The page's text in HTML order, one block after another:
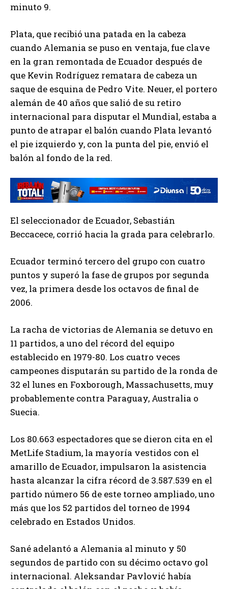
minuto 9.
Plata, que recibió una patada en la cabeza
cuando Alemania se puso en ventaja, fue clave
en la gran remontada de Ecuador después de
que Kevin Rodríguez rematara de cabeza un
saque de esquina de Pedro Vite. Neuer, el portero
alemán de 40 años que salió de su retiro
internacional para disputar el Mundial, estaba a
punto de atrapar el balón cuando Plata levantó
el pie izquierdo y, con la punta del pie, envió el
balón al fondo de la red.
El seleccionador de Ecuador, Sebastián
Beccacece, corrió hacia la grada para celebrarlo.
Ecuador terminó tercero del grupo con cuatro
puntos y superó la fase de grupos por segunda
vez, la primera desde los octavos de final de
2006.
La racha de victorias de Alemania se detuvo en
11 partidos, a uno del récord del equipo
establecido en 1979-80. Los cuatro veces
campeones disputarán su partido de la ronda de
32 el lunes en Foxborough, Massachusetts, muy
probablemente contra Paraguay, Australia o
Suecia.
Los 80.663 espectadores que se dieron cita en el
MetLife Stadium, la mayoría vestidos con el
amarillo de Ecuador, impulsaron la asistencia
hasta alcanzar la cifra récord de 3.587.539 en el
partido número 56 de este torneo ampliado, uno
más que los 52 partidos del torneo de 1994
celebrado en Estados Unidos.
Sané adelantó a Alemania al minuto y 50
segundos de partido con su décimo octavo gol
internacional. Aleksandar Pavlović había